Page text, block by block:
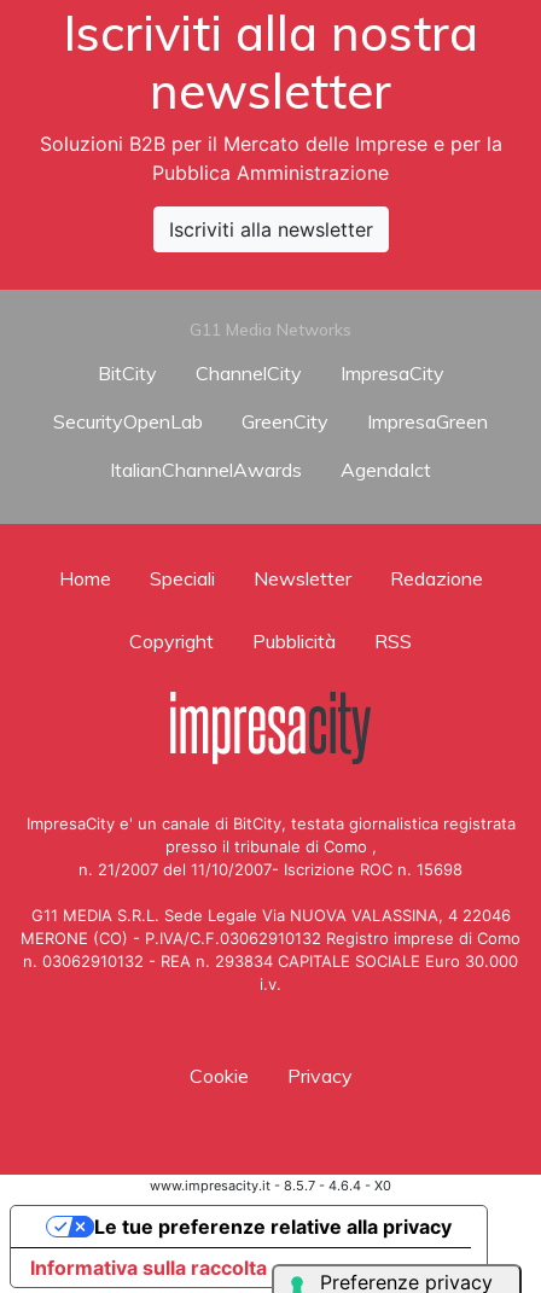
Iscriviti alla nostra
newsletter
Soluzioni B2B per il Mercato delle Imprese e per la
Pubblica Amministrazione
Iscriviti alla newsletter
G11 Media Networks
BitCity ChannelCity
ImpresaCity
SecurityOpenLab
GreenCity
ImpresaGreen
ItalianChannelAwards
AgendaIct
Home Speciali Newsletter Redazione
Copyright Pubblicità RSS
ImpresaCity e' un canale di BitCity, testata giornalistica registrata
presso il tribunale di Como ,
n. 21/2007 del 11/10/2007- Iscrizione ROC n. 15698
G11 MEDIA S.R.L. Sede Legale Via NUOVA VALASSINA, 4 22046
MERONE (CO) - P.IVA/C.F.03062910132 Registro imprese di Como
n. 03062910132 - REA n. 293834 CAPITALE SOCIALE Euro 30.000
i.v.
Cookie Privacy
www.impresacity.it - 8.5.7 - 4.6.4 - X0
Informativa sulla raccolta
Le tue preferenze relative alla privacy